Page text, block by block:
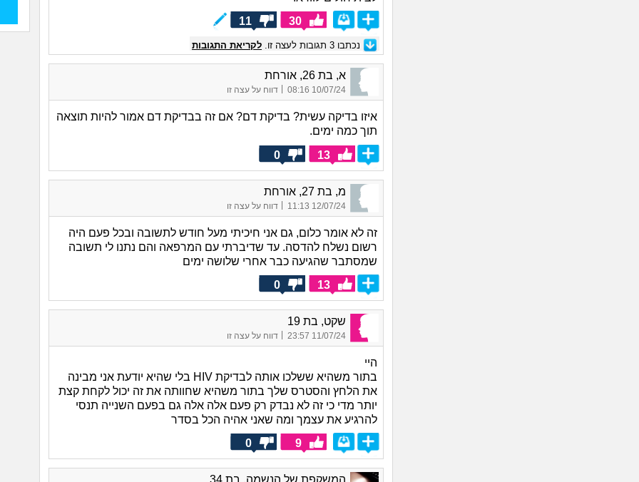
30
11
נכתבו 3 תגובות לעצה זו. לקריאת התגובות
א, בת 26, אורחת
10/07/24 08:16 דווח על עצה זו
איזו בדיקה עשית? בדיקת דם? אם זה בבדיקת דם אמור להיות תוצאה
תוך כמה ימים.
13
0
מ, בת 27, אורחת
12/07/24 11:13
| דווח על עצה זו
זה לא אומר כלום, גם אני חיכיתי מעל חודש לתשובה ובכל פעם היה
רשום נשלח להדסה. עד שדיברתי עם המרפאה והם נתנו לי תשובה
שמסתבר שהגיעה כבר אחרי שלושה ימים
13
0
שקט, בת 19
11/07/24 23:57
| דווח על עצה זו
היי
בתור משהיא ששלכו אותה לבדיקת HIV בלי שהיא יודעת אני מבינה
את הלחץ והסטרס שלך בתור משהיא שחוותה את זה יכול לקחת קצת
יותר מדי כי זה לא נבדק רק פעם אלה אלה גם בפעם השנייה תנסי
להרגיע את עצמך ומה שאני אהיה הכל בסדר
9
0
המשקפת של הנשמה, בת 34